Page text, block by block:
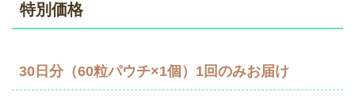
特別価格
30日分（60粒パウチ×1個）1回のみお届け